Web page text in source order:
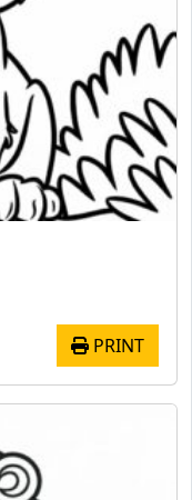
PRINT